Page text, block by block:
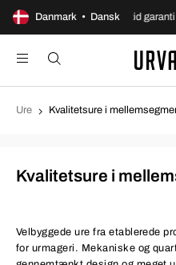
Danmark • Dansk
Altid garanti
Ure Kvalitetsure i
Kvalitetsure i
Velbyggede ure fra etablerede
for urmageri. Mekaniske og